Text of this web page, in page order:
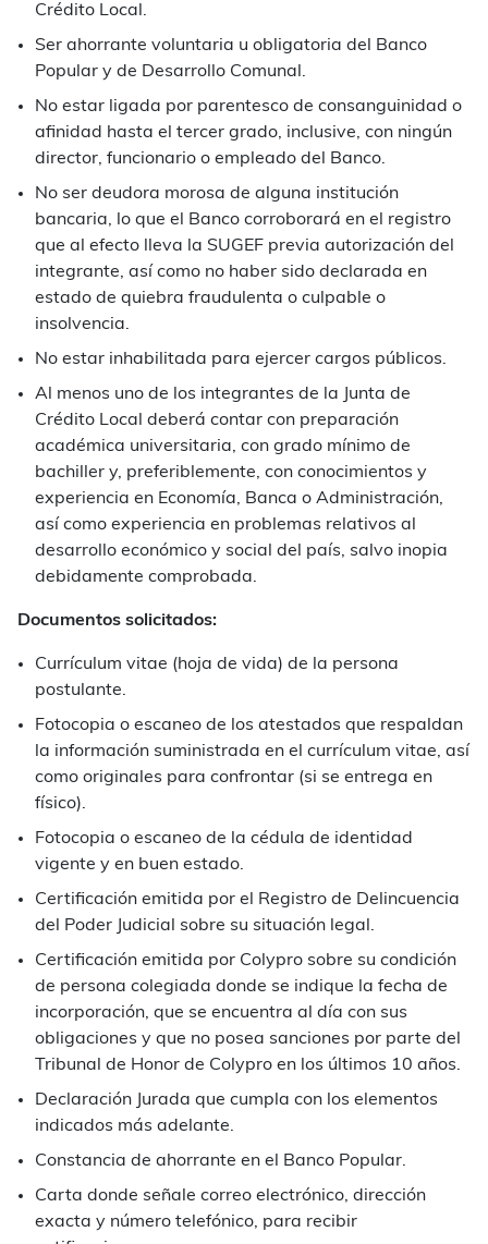
Crédito Local.
Ser ahorrante voluntaria u obligatoria del Banco
Popular y de Desarrollo Comunal.
No estar ligada por parentesco de consanguinidad o
afinidad hasta el tercer grado, inclusive, con ningún
director, funcionario o empleado del Banco.
No ser deudora morosa de alguna institución
bancaria, lo que el Banco corroborará en el registro
que al efecto lleva la SUGEF previa autorización del
integrante, así como no haber sido declarada en
estado de quiebra fraudulenta o culpable o
insolvencia.
No estar inhabilitada para ejercer cargos públicos.
Al menos uno de los integrantes de la Junta de
Crédito Local deberá contar con preparación
académica universitaria, con grado mínimo de
bachiller y, preferiblemente, con conocimientos y
experiencia en Economía, Banca o Administración,
así como experiencia en problemas relativos al
desarrollo económico y social del país, salvo inopia
debidamente comprobada.
Documentos solicitados:
Currículum vitae (hoja de vida) de la persona
postulante.
Fotocopia o escaneo de los atestados que respaldan
la información suministrada en el currículum vitae, así
como originales para confrontar (si se entrega en
físico).
Fotocopia o escaneo de la cédula de identidad
vigente y en buen estado.
Certificación emitida por el Registro de Delincuencia
del Poder Judicial sobre su situación legal.
Certificación emitida por Colypro sobre su condición
de persona colegiada donde se indique la fecha de
incorporación, que se encuentra al día con sus
obligaciones y que no posea sanciones por parte del
Tribunal de Honor de Colypro en los últimos 10 años.
Declaración Jurada que cumpla con los elementos
indicados más adelante.
Constancia de ahorrante en el Banco Popular.
Carta donde señale correo electrónico, dirección
exacta y número telefónico, para recibir